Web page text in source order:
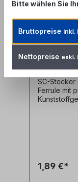
SC-
3mm rot
SC-Stecker
Ferrule mit
1,89 €*
Bitte wählen Sie
Bruttopreise inkl.
Nettopreise exkl.